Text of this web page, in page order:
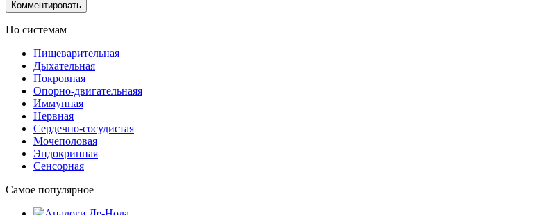
По системам
Пищеварительная
Дыхательная
Покровная
Опорно-двигательнаяя
Иммунная
Нервная
Сердечно-сосудистая
Мочеполовая
Эндокринная
Сенсорная
Самое популярное